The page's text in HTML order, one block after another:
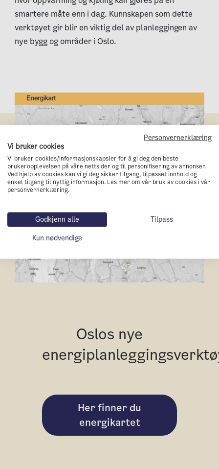
smartere måte enn i dag. Kunnskapen som dette
verktøyet gir blir en viktig del av planleggingen av
nye bygg og områder i Oslo.
Oslos nye
Her finner du
energikartet
Personvernerklæring
Vi bruker cookies
Vi bruker cookies/informasjonskapsler for å gi deg den beste
brukeropplevelsen på våre nettsider og til personifisering av annonser.
Ved hjelp av cookies kan vi gi deg sikker tilgang, tilpasset innhold og
enkel tilgang til nyttig informasjon. Les mer om vår bruk av cookies i vår
personvernerklæring.
Godkjenn alle
Tilpass
Kun nødvendige